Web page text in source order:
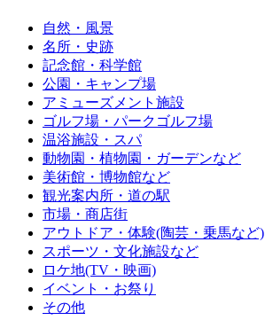
自然・風景
名所・史跡
記念館・科学館
公園・キャンプ場
アミューズメント施設
ゴルフ場・パークゴルフ場
温浴施設・スパ
動物園・植物園・ガーデンなど
美術館・博物館など
観光案内所・道の駅
市場・商店街
アウトドア・体験(陶芸・乗馬など)
スポーツ・文化施設など
ロケ地(TV・映画)
イベント・お祭り
その他